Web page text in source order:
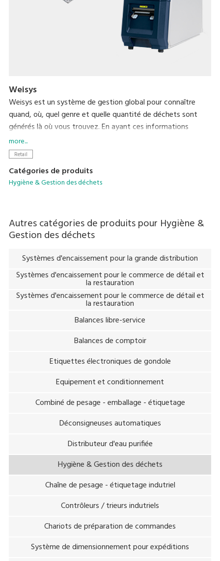
Weisys
Weisys est un système de gestion global pour connaître
quand, où, quel genre et quelle quantité de déchets sont
générés là où vous trouvez. En ayant ces informations
centralisées dans l'ordinateur en vue d’être analysées, vous
disposez d’un contrôle total de la situation pour réduire le
more...
Retail
Catégories de produits
Hygiène & Gestion des déchets
Autres catégories de produits pour Hygiène &
Gestion des déchets
Systèmes d'encaissement pour la grande distribution
Systèmes d'encaissement pour le commerce de détail et
la restauration
Systèmes d'encaissement pour le commerce de détail et
la restauration
Balances libre-service
Balances de comptoir
Etiquettes électroniques de gondole
Equipement et conditionnement
Combiné de pesage - emballage - étiquetage
Déconsigneuses automatiques
Distributeur d'eau purifiée
Hygiène & Gestion des déchets
Chaîne de pesage - étiquetage indutriel
Contrôleurs / trieurs indutriels
Chariots de préparation de commandes
Système de dimensionnement pour expéditions